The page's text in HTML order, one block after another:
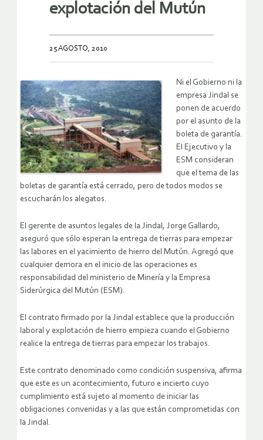
explotación del Mutún
25 AGOSTO, 2010
Ni el Gobierno ni la
empresa Jindal se
ponen de acuerdo
por el asunto de la
boleta de garantía.
El Ejecutivo y la
ESM consideran
que el tema de las
boletas de garantía está cerrado, pero de todos modos se
escucharán los alegatos.
El gerente de asuntos legales de la Jindal, Jorge Gallardo,
aseguró que sólo esperan la entrega de tierras para empezar
las labores en el yacimiento de hierro del Mutún. Agregó que
cualquier demora en el inicio de las operaciones es
responsabilidad del ministerio de Minería y la Empresa
Siderúrgica del Mutún (ESM).
El contrato firmado por la Jindal establece que la producción
laboral y explotación de hierro empieza cuando el Gobierno
realice la entrega de tierras para empezar los trabajos.
Este contrato denominado como condición suspensiva, afirma
que este es un acontecimiento, futuro e incierto cuyo
cumplimiento está sujeto al momento de iniciar las
obligaciones convenidas y a las que están comprometidas con
la Jindal.